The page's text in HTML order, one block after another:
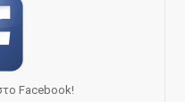
Facebook!